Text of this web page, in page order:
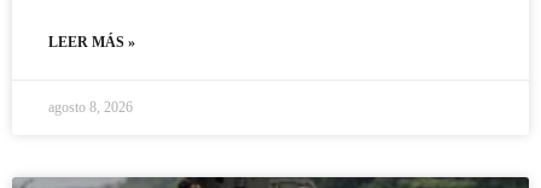
LEER MÁS »
agosto 8, 2026